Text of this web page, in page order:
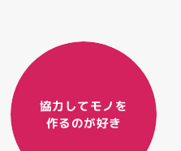
協力してモノを
作るのが好き